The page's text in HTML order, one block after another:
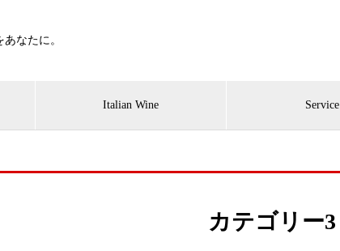
なたに。
Italian Wine Service
カテゴリー3